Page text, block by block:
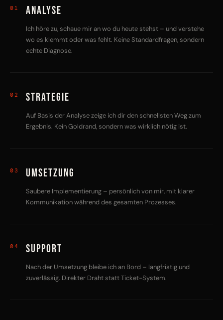
01 Analyse
Ich höre zu, schaue mir an wo du heute stehst – und verstehe
wo es klemmt oder was fehlt. Keine Standardfragen, sondern
echte Diagnose.
02 Strategie
Auf Basis der Analyse zeige ich dir den schnellsten Weg zum
Ergebnis. Kein Goldrand, sondern was wirklich nötig ist.
03 Umsetzung
Saubere Implementierung – persönlich von mir, mit klarer
Kommunikation während des gesamten Prozesses.
04 Support
Nach der Umsetzung bleibe ich an Bord – langfristig und
zuverlässig. Direkter Draht statt Ticket-System.